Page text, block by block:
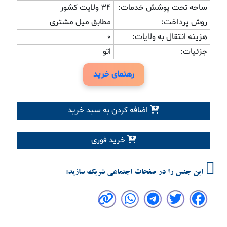
ساحه تحت پوشش خدمات:
34 ولایت کشور
روش پرداخت:
مطابق میل مشتری
هزینه انتقال به ولایات:
0
جزئیات:
اتو
رهنمای خرید
اضافه کردن به سبد خرید
خرید فوری
این جنس را در صفحات اجتماعی شریک سازید: